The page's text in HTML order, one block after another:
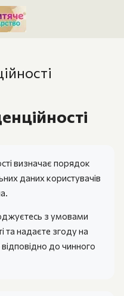
визначає порядок
даних користувачів
з умовами
та надаєте згоду на
до чинного